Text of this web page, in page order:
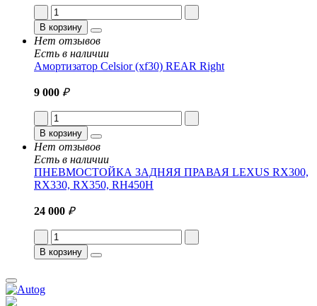
В корзину
Нет отзывов
Есть в наличии
Амортизатор Celsior (xf30) REAR Right
9 000 ₽
В корзину
Нет отзывов
Есть в наличии
ПНЕВМОСТОЙКА ЗАДНЯЯ ПРАВАЯ LEXUS RX300,
RX330, RX350, RH450H
24 000 ₽
В корзину